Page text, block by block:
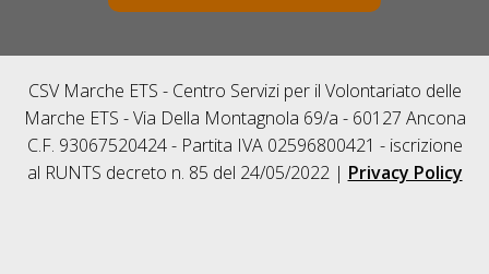
CSV Marche ETS - Centro Servizi per il Volontariato delle
Marche ETS - Via Della Montagnola 69/a - 60127 Ancona
C.F. 93067520424 - Partita IVA 02596800421 - iscrizione
al RUNTS decreto n. 85 del 24/05/2022 | Privacy Policy